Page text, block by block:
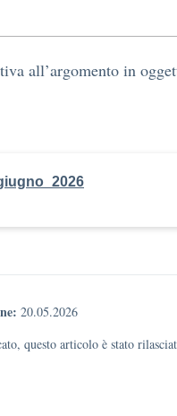
all’argomento in
20.05.2026
questo articolo è stato